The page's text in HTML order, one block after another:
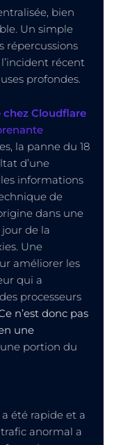
bien
Un simple
répercussions
récent
profondes.
chez Cloudflare
la panne du 18
d’une
informations
de
dans une
de la
Une
améliorer les
qui a
processeurs
n’est donc pas
une
portion du
été rapide et a
anormal a